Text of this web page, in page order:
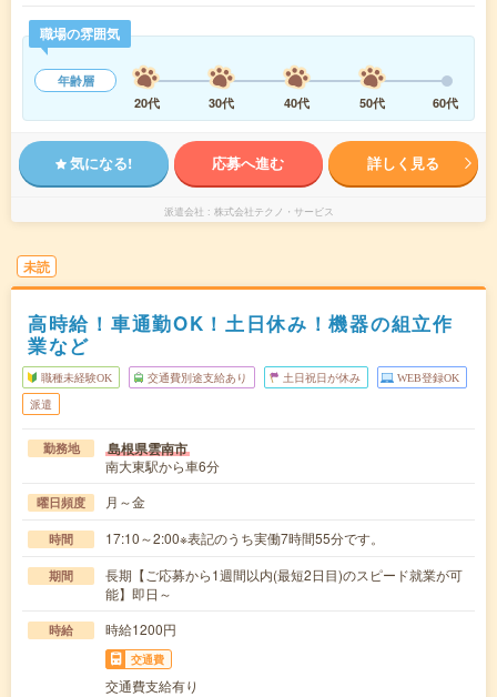
職場の雰囲気
年齢層
20代
30代 40代 50代 60代
気になる! 応募へ進む 詳しく見る
派遣会社 株式会社テクノ・サービス
未読
高時給！車通勤OK！土日休み！機器の組立作
業など
職種未経験OK 交通費別途支給あり 土日祝日が休み WEB登録OK
派遣
勤務地 島根県雲南市
南大東駅から車6分
曜日頻度 月～金
時間 17:10～2:00※表記のうち実働7時間55分です。
期間
長期【ご応募から1週間以内(最短2日目)のスピード就業が可
能】即日～
時給 時給1200円
交通費
交通費支給有り